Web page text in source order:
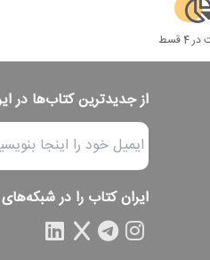
قسط
از جدیدترین کتاب‌ها در
ایران کتاب را در